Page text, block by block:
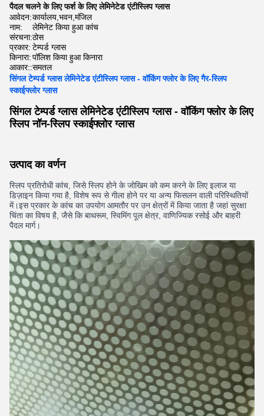
पैदल चलने के लिए फर्श के लिए लेमिनेटेड एंटीस्लिप ग्लास
आवेदन:कार्यालय,भवन,मंजिल
नाम:
लेमिनेट किया हुआ कांच
संरचना:ठोस
प्रकार: टेम्पर्ड ग्लास
किनारा:पॉलिश किया हुआ किनारा
आकार::समतल
सिंगल टेम्पर्ड ग्लास लेमिनेटेड एंटीस्लिप ग्लास - वॉकिंग फ्लोर के लिए गैर-स्लिप
स्काईफ्लोर ग्लास
सिंगल टेम्पर्ड ग्लास लेमिनेटेड एंटीस्लिप ग्लास - वॉकिंग फ्लोर के लिए
स्लिप नॉन-स्लिप स्काईफ्लोर ग्लास
उत्पाद का वर्णन
स्लिप प्रतिरोधी कांच, जिसे स्लिप होने के जोखिम को कम करने के लिए इलाज या
डिज़ाइन किया गया है, विशेष रूप से गीला होने पर या अन्य फिसलन वाली परिस्थितियों
में।इस प्रकार के कांच का उपयोग आमतौर पर उन क्षेत्रों में किया जाता है जहां सुरक्षा
चिंता का विषय है, जैसे कि बाथरूम, स्विमिंग पूल क्षेत्र, वाणिज्यिक रसोई और बाहरी
पैदल मार्ग।